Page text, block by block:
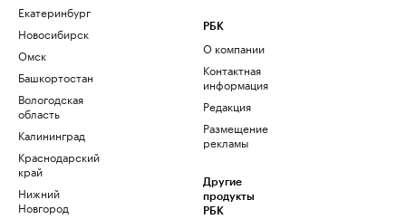
Екатеринбург
Новосибирск
Омск
Башкортостан
Вологодская
область
Калининград
Краснодарский
край
Нижний
Новгород
РБК
О компании
Контактная
информация
Редакция
Размещение
рекламы
Другие
продукты
РБК